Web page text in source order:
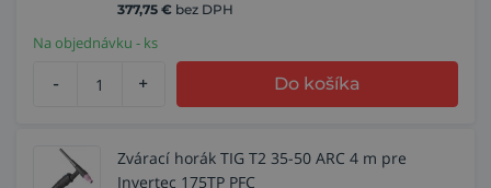
377,75 € bez DPH
Na objednávku - ks
- + Do košíka
Zvárací horák TIG T2 35-50 ARC 4 m pre
Invertec 175TP PFC